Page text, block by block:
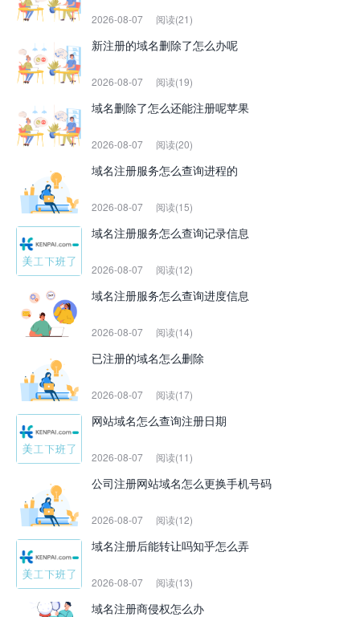
2026-08-07 阅读(21)
新注册的域名删除了怎么办呢
2026-08-07 阅读(19)
域名删除了怎么还能注册呢苹果
2026-08-07 阅读(20)
域名注册服务怎么查询进程的
2026-08-07 阅读(15)
域名注册服务怎么查询记录信息
2026-08-07 阅读(12)
域名注册服务怎么查询进度信息
2026-08-07 阅读(14)
已注册的域名怎么删除
2026-08-07 阅读(17)
网站域名怎么查询注册日期
2026-08-07 阅读(11)
公司注册网站域名怎么更换手机号码
2026-08-07 阅读(12)
域名注册后能转让吗知乎怎么弄
2026-08-07 阅读(13)
域名注册商侵权怎么办